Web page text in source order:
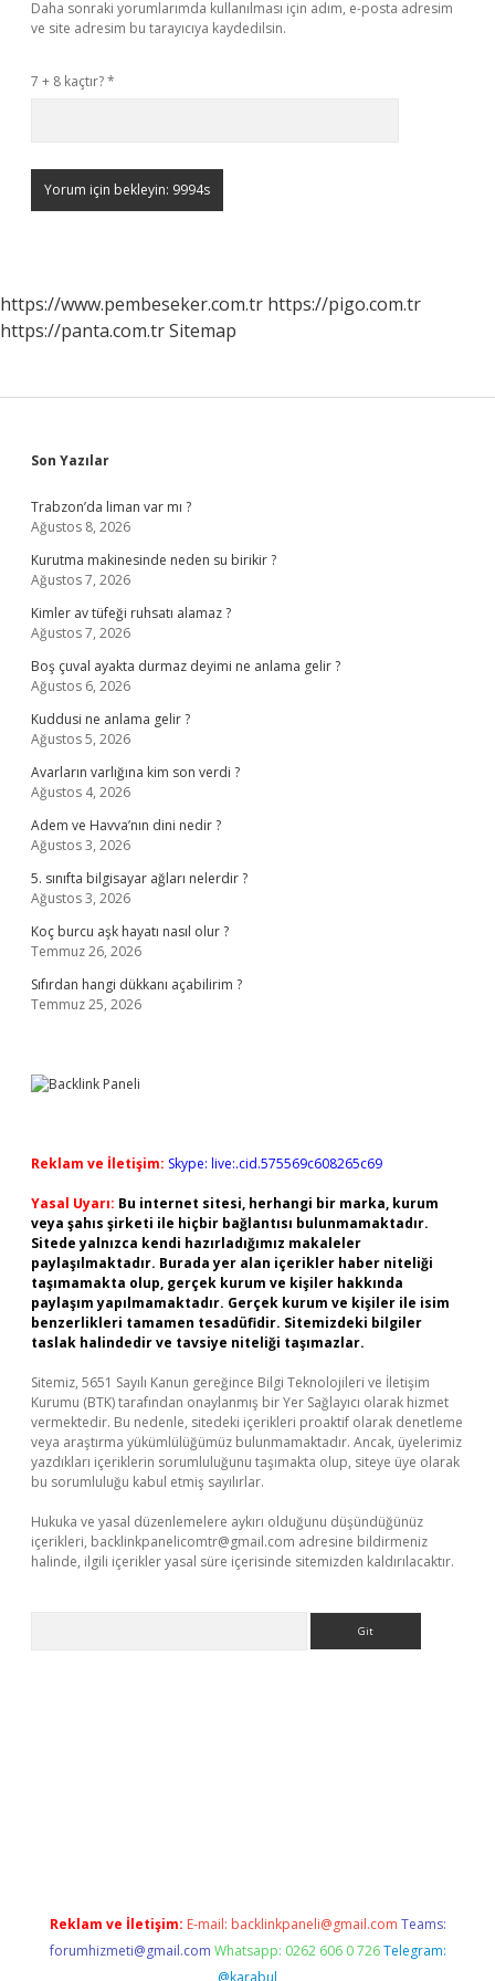
Daha sonraki yorumlarımda kullanılması için adım, e-posta adresim
ve site adresim bu tarayıcıya kaydedilsin.
7 + 8 kaçtır?*
https://www.pembeseker.com.tr https://pigo.com.tr
https://panta.com.trSitemap
Sidebar
Son Yazılar
Trabzon’da liman var mı ?
Ağustos 8, 2026
Kurutma makinesinde neden su birikir ?
Ağustos 7, 2026
Kimler av tüfeği ruhsatı alamaz ?
Ağustos 7, 2026
Boş çuval ayakta durmaz deyimi ne anlama gelir ?
Ağustos 6, 2026
Kuddusi ne anlama gelir ?
Ağustos 5, 2026
Avarların varlığına kim son verdi ?
Ağustos 4, 2026
Adem ve Havva’nın dini nedir ?
Ağustos 3, 2026
5. sınıfta bilgisayar ağları nelerdir ?
Ağustos 3, 2026
Koç burcu aşk hayatı nasıl olur ?
Temmuz 26, 2026
Sıfırdan hangi dükkanı açabilirim ?
Temmuz 25, 2026
Reklam ve İletişim: Skype: live:.cid.575569c608265c69
Yasal Uyarı: Bu internet sitesi, herhangi bir marka, kurum
veya şahıs şirketi ile hiçbir bağlantısı bulunmamaktadır.
Sitede yalnızca kendi hazırladığımız makaleler
paylaşılmaktadır. Burada yer alan içerikler haber niteliği
taşımamakta olup, gerçek kurum ve kişiler hakkında
paylaşım yapılmamaktadır. Gerçek kurum ve kişiler ile isim
benzerlikleri tamamen tesadüfidir. Sitemizdeki bilgiler
taslak halindedir ve tavsiye niteliği taşımazlar.
Sitemiz, 5651 Sayılı Kanun gereğince Bilgi Teknolojileri ve İletişim
Kurumu (BTK) tarafından onaylanmış bir Yer Sağlayıcı olarak hizmet
vermektedir. Bu nedenle, sitedeki içerikleri proaktif olarak denetleme
veya araştırma yükümlülüğümüz bulunmamaktadır. Ancak, üyelerimiz
yazdıkları içeriklerin sorumluluğunu taşımakta olup, siteye üye olarak
bu sorumluluğu kabul etmiş sayılırlar.
Hukuka ve yasal düzenlemelere aykırı olduğunu düşündüğünüz
içerikleri, backlinkpanelicomtr@gmail.com adresine bildirmeniz
halinde, ilgili içerikler yasal süre içerisinde sitemizden kaldırılacaktır.
Reklam ve İletişim: E-mail: backlinkpaneli@gmail.com Teams:
forumhizmeti@gmail.com Whatsapp: 0262 606 0 726 Telegram:
@karabul